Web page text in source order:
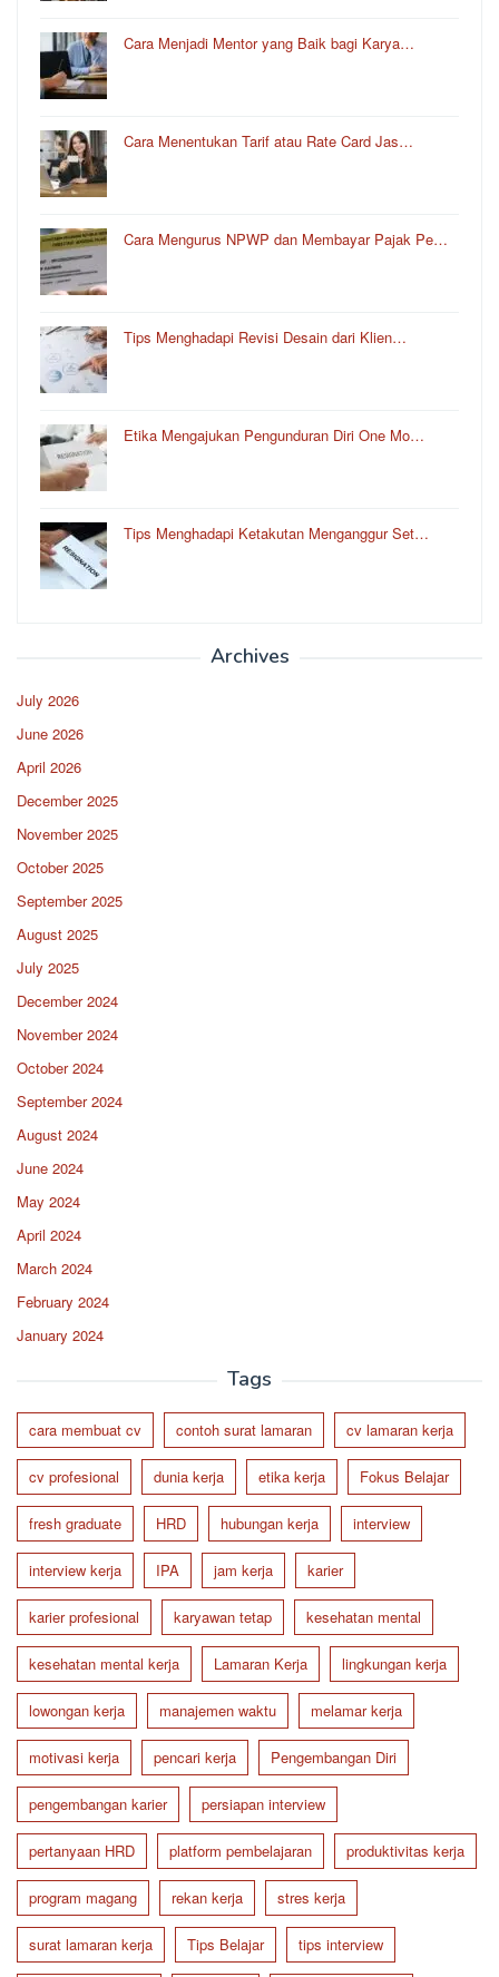
Cara Menjadi Mentor yang Baik bagi Karya…
Cara Menentukan Tarif atau Rate Card Jas…
Cara Mengurus NPWP dan Membayar Pajak Pe…
Tips Menghadapi Revisi Desain dari Klien…
Etika Mengajukan Pengunduran Diri One Mo…
Tips Menghadapi Ketakutan Menganggur Set…
Archives
July 2026
June 2026
April 2026
December 2025
November 2025
October 2025
September 2025
August 2025
July 2025
December 2024
November 2024
October 2024
September 2024
August 2024
June 2024
May 2024
April 2024
March 2024
February 2024
January 2024
Tags
cara membuat cv contoh surat lamaran cv lamaran kerja
cv profesional dunia kerja etika kerja Fokus Belajar
fresh graduate HRD hubungan kerja interview
interview kerja IPA jam kerja karier
karier profesional karyawan tetap kesehatan mental
kesehatan mental kerja Lamaran Kerja lingkungan kerja
lowongan kerja manajemen waktu melamar kerja
motivasi kerja pencari kerja Pengembangan Diri
pengembangan karier persiapan interview
pertanyaan HRD platform pembelajaran produktivitas kerja
program magang rekan kerja stres kerja
surat lamaran kerja Tips Belajar tips interview